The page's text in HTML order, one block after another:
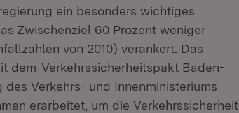
ein besonders wichtiges
Zwischenziel 60 Prozent weniger
von 2010) verankert. Das
dem Verkehrssicherheitspakt Baden-
Verkehrs- und Innenministeriums
erarbeitet, um die Verkehrssicherheit